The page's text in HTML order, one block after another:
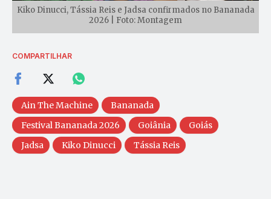
Kiko Dinucci, Tássia Reis e Jadsa confirmados no Bananada
2026 | Foto: Montagem
COMPARTILHAR
Ain The Machine
Bananada
Festival Bananada 2026
Goiânia
Goiás
Jadsa
Kiko Dinucci Tássia Reis